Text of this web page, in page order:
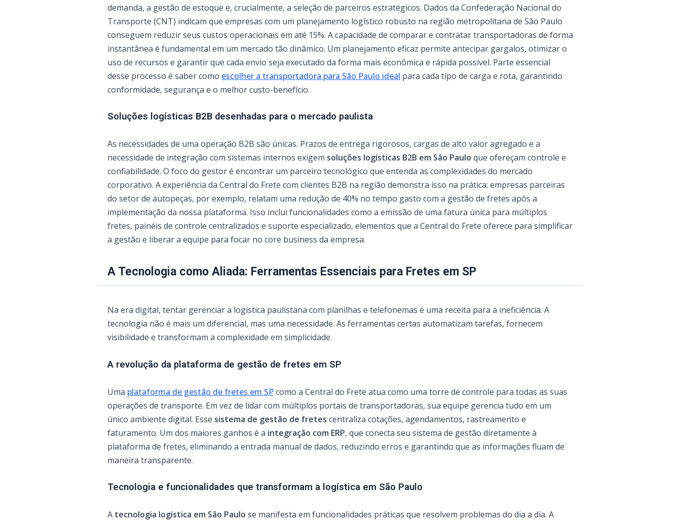
demanda, a gestão de estoque e, crucialmente, a seleção de parceiros estratégicos. Dados da Confederação Nacional do
Transporte (CNT) indicam que empresas com um planejamento logístico robusto na região metropolitana de São Paulo
conseguem reduzir seus custos operacionais em até 15%. A capacidade de comparar e contratar transportadoras de forma
instantânea é fundamental em um mercado tão dinâmico. Um planejamento eficaz permite antecipar gargalos, otimizar o
uso de recursos e garantir que cada envio seja executado da forma mais econômica e rápida possível. Parte essencial
desse processo é saber como escolher a transportadora para São Paulo ideal para cada tipo de carga e rota, garantindo
conformidade, segurança e o melhor custo-benefício.
Soluções logísticas B2B desenhadas para o mercado paulista
As necessidades de uma operação B2B são únicas. Prazos de entrega rigorosos, cargas de alto valor agregado e a
necessidade de integração com sistemas internos exigem soluções logísticas B2B em São Paulo que ofereçam controle e
confiabilidade. O foco do gestor é encontrar um parceiro tecnológico que entenda as complexidades do mercado
corporativo. A experiência da Central do Frete com clientes B2B na região demonstra isso na prática: empresas parceiras
do setor de autopeças, por exemplo, relatam uma redução de 40% no tempo gasto com a gestão de fretes após a
implementação da nossa plataforma. Isso inclui funcionalidades como a emissão de uma fatura única para múltiplos
fretes, painéis de controle centralizados e suporte especializado, elementos que a Central do Frete oferece para simplificar
a gestão e liberar a equipe para focar no core business da empresa.
A Tecnologia como Aliada: Ferramentas Essenciais para Fretes em SP
Na era digital, tentar gerenciar a logística paulistana com planilhas e telefonemas é uma receita para a ineficiência. A
tecnologia não é mais um diferencial, mas uma necessidade. As ferramentas certas automatizam tarefas, fornecem
visibilidade e transformam a complexidade em simplicidade.
A revolução da plataforma de gestão de fretes em SP
Uma plataforma de gestão de fretes em SPcomo a Central do Frete atua como uma torre de controle para todas as suas
operações de transporte. Em vez de lidar com múltiplos portais de transportadoras, sua equipe gerencia tudo em um
único ambiente digital. Esse sistema de gestão de fretes centraliza cotações, agendamentos, rastreamento e
faturamento. Um dos maiores ganhos é a integração com ERP, que conecta seu sistema de gestão diretamente à
plataforma de fretes, eliminando a entrada manual de dados, reduzindo erros e garantindo que as informações fluam de
maneira transparente.
Tecnologia e funcionalidades que transformam a logística em São Paulo
A tecnologia logística em São Paulo se manifesta em funcionalidades práticas que resolvem problemas do dia a dia. A